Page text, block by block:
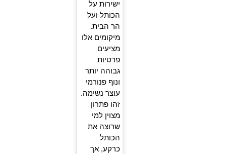
ישירות על
הכותל ועל
הר הבית.
מיקומים אלו
מציעים
פרטיות
גבוהה יותר
ונוף פנורמי
עוצר נשימה.
זהו פתרון
מצוין למי
שרוצה את
הכותל
כרקע, אך